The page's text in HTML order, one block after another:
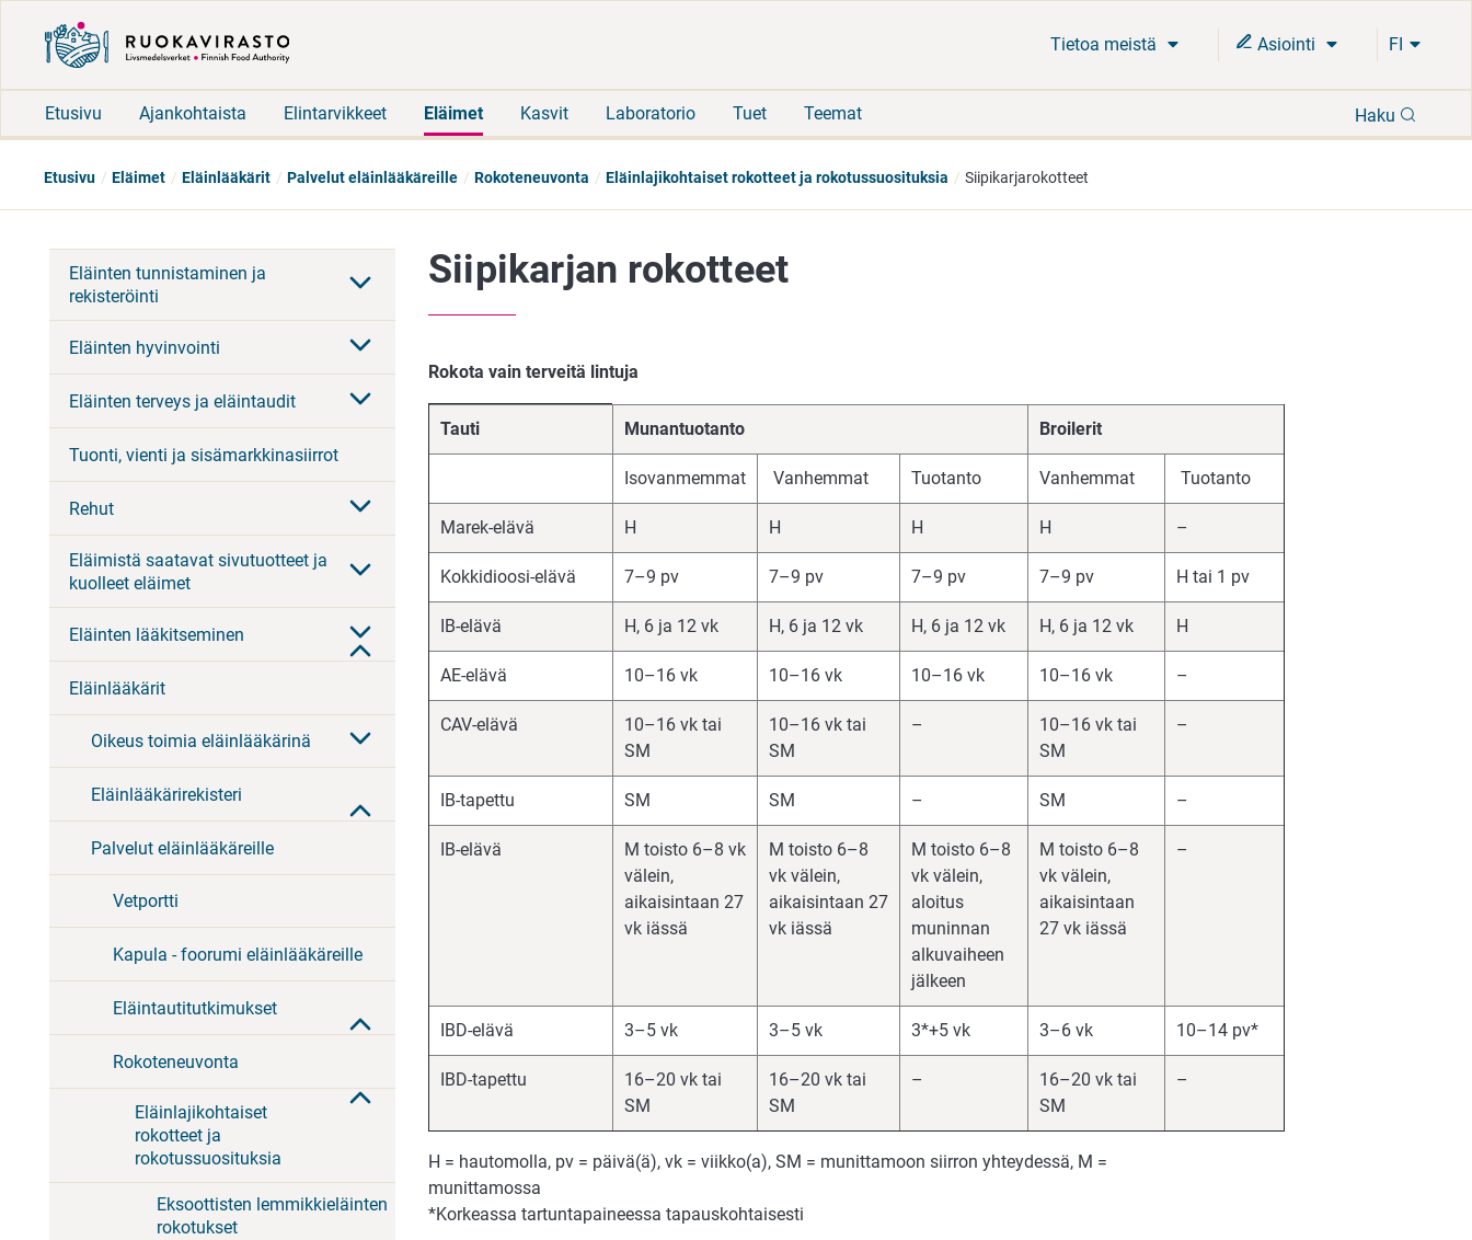
Tietoa meistä Asiointi FI
Etusivu Ajankohtaista Elintarvikkeet Eläimet Kasvit Laboratorio Tuet Teemat Haku
Etusivu Eläimet Eläinlääkärit Palvelut eläinlääkäreille Rokoteneuvonta Eläinlajikohtaiset rokotteet ja rokotussuosituksia Siipikarjarokotteet
Eläinten tunnistaminen ja
rekisteröinti
Eläinten hyvinvointi
Eläinten terveys ja eläintaudit
Tuonti, vienti ja sisämarkkinasiirrot
Rehut
Eläimistä saatavat sivutuotteet ja
kuolleet eläimet
Eläinten lääkitseminen
Eläinlääkärit
Oikeus toimia eläinlääkärinä
Eläinlääkärirekisteri
Palvelut eläinlääkäreille
Vetportti
Kapula - foorumi eläinlääkäreille
Eläintautitutkimukset
Rokoteneuvonta
Eläinlajikohtaiset
rokotteet ja
rokotussuosituksia
Eksoottisten lemmikkieläinten
rokotukset
Siipikarjan rokotteet
Rokota vain terveitä lintuja
Tauti Munantuotanto Broilerit
Isovanmemmat Vanhemmat Tuotanto Vanhemmat Tuotanto
Marek-elävä H H H H –
Kokkidioosi-elävä 7–9 pv 7–9 pv 7–9 pv 7–9 pv H tai 1 pv
IB-elävä H, 6 ja 12 vk H, 6 ja 12 vk H, 6 ja 12 vk H, 6 ja 12 vk H
AE-elävä 10–16 vk 10–16 vk 10–16 vk 10–16 vk –
CAV-elävä
10–16 vk tai
SM
10–16 vk tai
SM
–
10–16 vk tai
SM
–
IB-tapettu SM SM – SM –
IB-elävä
M toisto 6–8 vk
välein,
aikaisintaan 27
vk iässä
M toisto 6–8
vk välein,
aikaisintaan 27
vk iässä
M toisto 6–8
vk välein,
aloitus
muninnan
alkuvaiheen
jälkeen
M toisto 6–8
vk välein,
aikaisintaan
27 vk iässä
–
IBD-elävä 3–5 vk 3–5 vk 3*+5 vk 3–6 vk 10–14 pv*
IBD-tapettu
16–20 vk tai
SM
16–20 vk tai
SM
–
16–20 vk tai
SM
–
H = hautomolla, pv = päivä(ä), vk = viikko(a), SM = munittamoon siirron yhteydessä, M =
munittamossa
*Korkeassa tartuntapaineessa tapauskohtaisesti